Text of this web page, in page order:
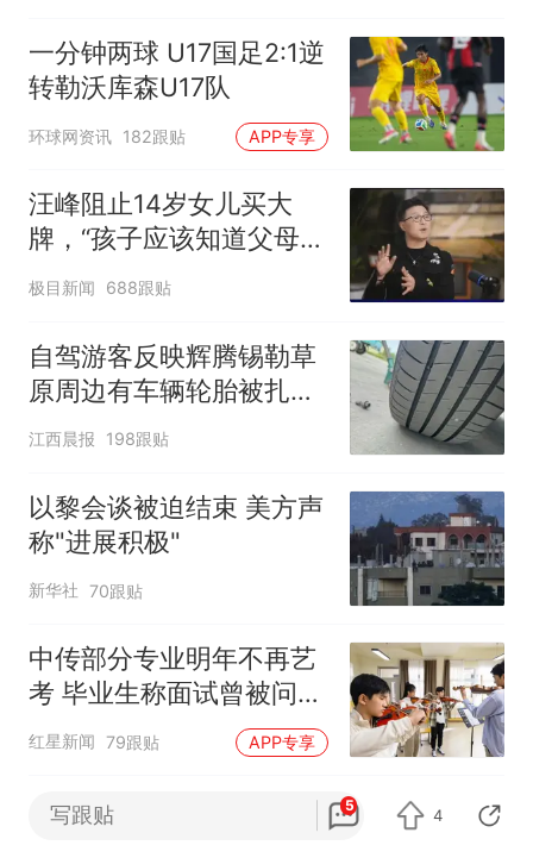
一分钟两球 U17国足2:1逆
转勒沃库森U17队
环球网资讯 182跟贴 APP专享
汪峰阻止14岁女儿买大
牌，“孩子应该知道父母的
不易”，称自己买衣服80%
极目新闻 688跟贴
自驾游客反映辉腾锡勒草
原周边有车辆轮胎被扎，
修理店铺换胎价格高达千
江西晨报 198跟贴
以黎会谈被迫结束 美方声
称"进展积极"
新华社 70跟贴
中传部分专业明年不再艺
考 毕业生称面试曾被问
“如何策划晚会” 专家：遏
制“艺考捷径化”
红星新闻 79跟贴 APP专享
高端MPV+硬派SUV密集
写跟贴 5
4